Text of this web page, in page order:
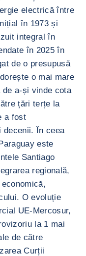
electrică între
în 1973 și
integral în
în 2025 în
de o presupusă
o mai mare
a-și vinde cota
țări terțe la
a fost
decenii. În ceea
este
Santiago
regională,
O evoluție
UE-Mercosur,
la 1 mai
de către
Curții